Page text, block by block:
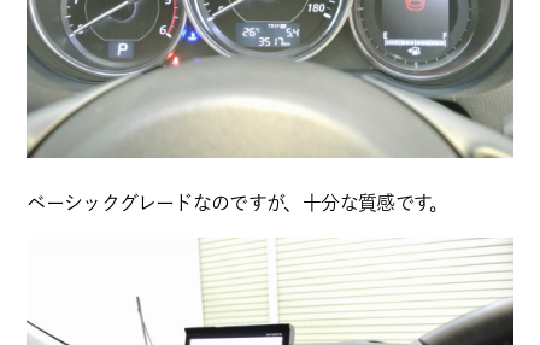
ベーシックグレードなのですが、十分な質感です。